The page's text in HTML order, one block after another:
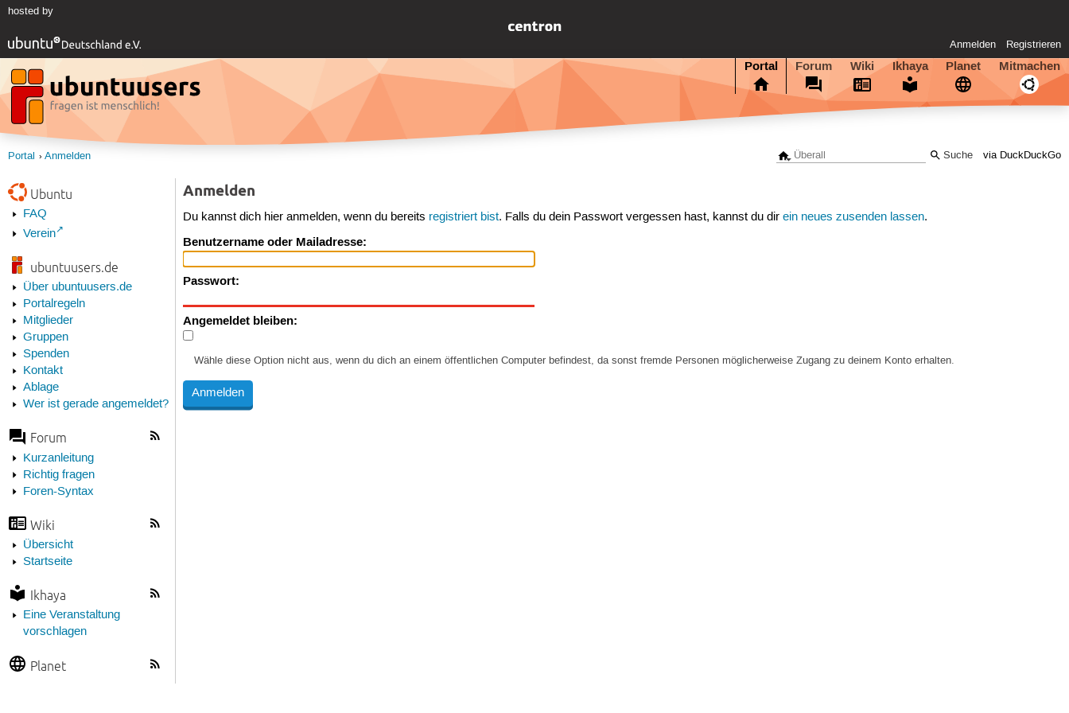
hosted by
Anmelden Registrieren
Portal Forum Wiki Ikhaya Planet Mitmachen
via DuckDuckGo
Portal Anmelden
Ubuntu
FAQ
Verein
ubuntuusers.de
Über ubuntuusers.de
Portalregeln
Mitglieder
Gruppen
Spenden
Kontakt
Ablage
Wer ist gerade angemeldet?
Forum
Kurzanleitung
Richtig fragen
Foren-Syntax
Wiki
Übersicht
Startseite
Ikhaya
Eine Veranstaltung
vorschlagen
Planet
Anmelden
Du kannst dich hier anmelden, wenn du bereits registriert bist. Falls du dein Passwort vergessen hast, kannst du direin neues zusenden lassen.
Benutzername oder Mailadresse:
Passwort:
Angemeldet bleiben:
Wähle diese Option nicht aus, wenn du dich an einem öffentlichen Computer befindest, da sonst fremde Personen möglicherweise Zugang zu deinem Konto erhalten.